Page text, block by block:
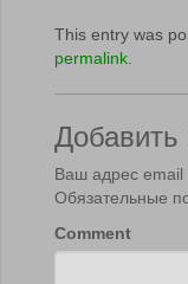
This entry was
permalink
Ваш адрес email
Обязательные
Comment